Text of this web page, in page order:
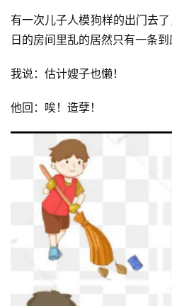
有一次儿子人模狗样的出门去
日的房间里乱的居然只有一条到
我说：估计嫂子也懒！
他回：唉！造孽！